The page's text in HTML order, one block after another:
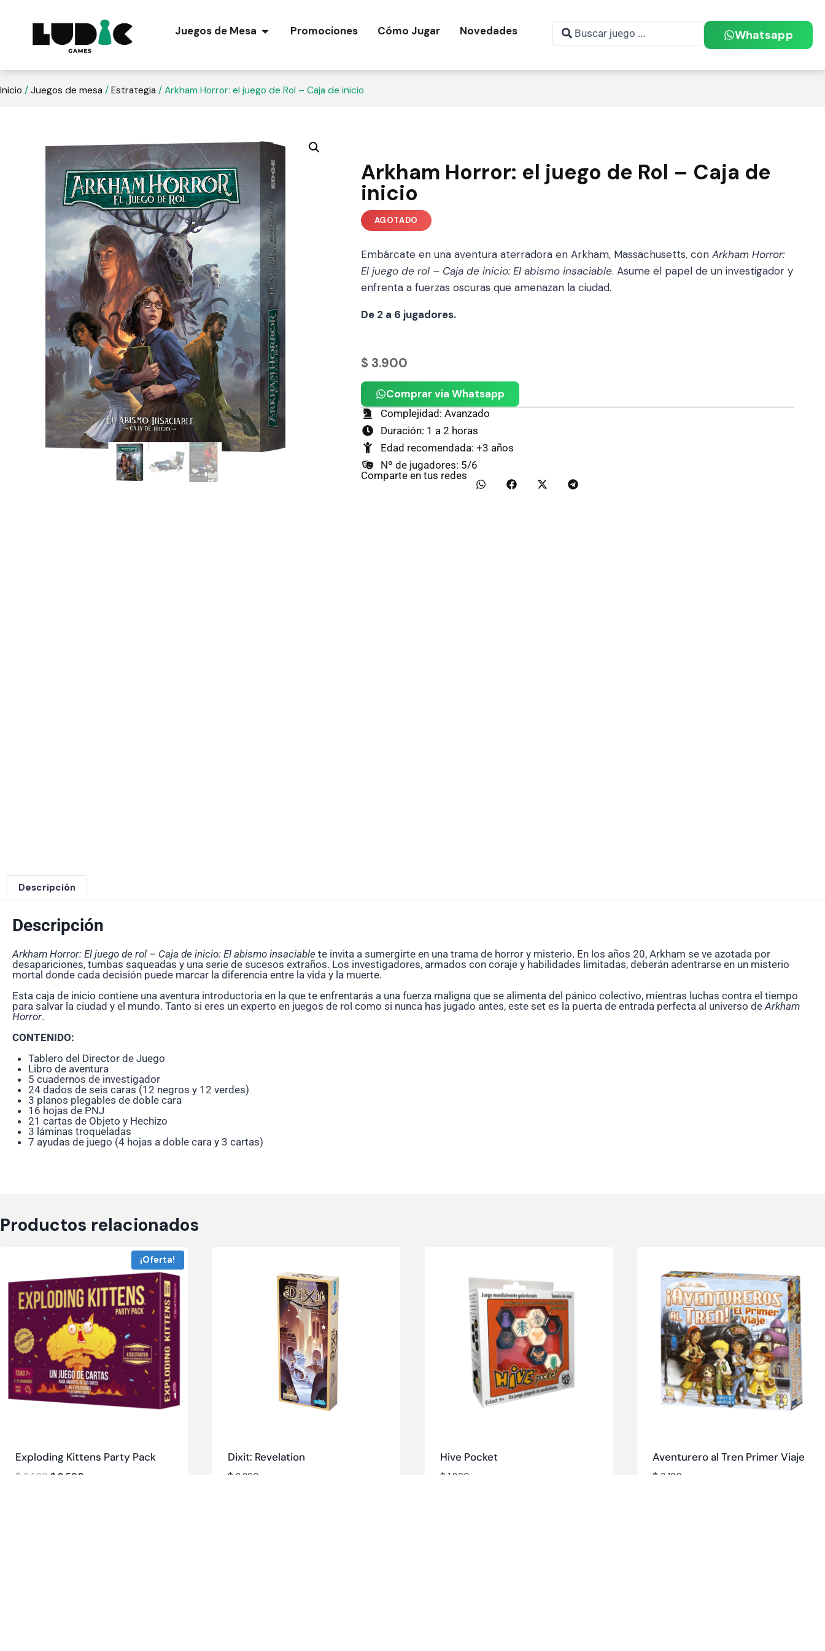
Juegos de Mesa Promociones Cómo Jugar Novedades Whatsapp
Inicio /Juegos de mesa /Estrategia / Arkham Horror: el juego de Rol – Caja de inicio
Arkham Horror: el juego de Rol – Caja de
inicio
Embárcate en una aventura aterradora en Arkham, Massachusetts, con Arkham Horror:
El juego de rol – Caja de inicio: El abismo insaciable. Asume el papel de un investigador y
enfrenta a fuerzas oscuras que amenazan la ciudad.
De 2 a 6 jugadores.
$ 3.900
Comprar via Whatsapp
Complejidad: Avanzado
Duración: 1 a 2 horas
Edad recomendada: +3 años
Nº de jugadores: 5/6
Comparte en tus redes
Descripción
Descripción
Arkham Horror: El juego de rol – Caja de inicio: El abismo insaciable te invita a sumergirte en una trama de horror y misterio. En los años 20, Arkham se ve azotada por
desapariciones, tumbas saqueadas y una serie de sucesos extraños. Los investigadores, armados con coraje y habilidades limitadas, deberán adentrarse en un misterio
mortal donde cada decisión puede marcar la diferencia entre la vida y la muerte.
Esta caja de inicio contiene una aventura introductoria en la que te enfrentarás a una fuerza maligna que se alimenta del pánico colectivo, mientras luchas contra el tiempo
para salvar la ciudad y el mundo. Tanto si eres un experto en juegos de rol como si nunca has jugado antes, este set es la puerta de entrada perfecta al universo deArkham
Horror.
CONTENIDO:
Tablero del Director de Juego
Libro de aventura
5 cuadernos de investigador
24 dados de seis caras (12 negros y 12 verdes)
3 planos plegables de doble cara
16 hojas de PNJ
21 cartas de Objeto y Hechizo
3 láminas troqueladas
7 ayudas de juego (4 hojas a doble cara y 3 cartas)
Productos relacionados
¡Oferta!
Exploding Kittens Party Pack
$ 3.590 $ 2.590
Dixit: Revelation
$ 2.290
Hive Pocket
$ 1.890
Aventurero al Tren Primer Viaje
$ 3.190